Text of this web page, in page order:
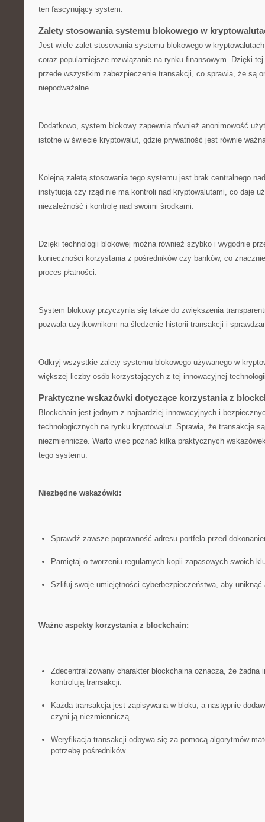
ten fascynujący system.
Zalety stosowania ​systemu blokowego w
Jest wiele zalet stosowania ‌systemu blokowego w
coraz ⁢popularniejsze rozwiązanie na rynku finansowym. Dzięki
przede wszystkim zabezpieczenie transakcji, co sprawia, że są
niepodważalne.
Dodatkowo, system blokowy zapewnia również anonimowość
istotne w świecie kryptowalut,‌ gdzie​ prywatność jest równie‍
Kolejną zaletą stosowania tego systemu jest brak centralnego
instytucja czy rząd nie ma kontroli nad kryptowalutami, co daje
niezależność i kontrolę ⁤nad swoimi środkami.
Dzięki technologii blokowej można również szybko i wygodnie
konieczności korzystania z pośredników czy banków, co
proces ⁣płatności.
System blokowy przyczynia się także do zwiększenia
pozwala użytkownikom na śledzenie historii transakcji i
Odkryj wszystkie zalety systemu blokowego używanego w
większej liczby osób korzystających z tej innowacyjnej
Praktyczne wskazówki dotyczące korzystania ⁣z
Blockchain jest jednym z najbardziej innowacyjnych i
⁣technologicznych na rynku kryptowalut. Sprawia, że ‌transakcje
niezmiennicze. Warto więc poznać kilka praktycznych
tego systemu.
Niezbędne wskazówki:
Sprawdź zawsze poprawność adresu portfela przed⁣
Pamiętaj‍ o tworzeniu regularnych kopii zapasowych swoich
Szlifuj swoje umiejętności cyberbezpieczeństwa, aby uniknąć
Ważne‌ aspekty korzystania z blockchain:
Zdecentralizowany ⁢charakter blockchaina oznacza, że żadna
kontrolują transakcji.
Każda transakcja jest zapisywana w bloku, a następnie
czyni ją niezmienniczą.
Weryfikacja transakcji odbywa się za pomocą algorytmów
potrzebę pośredników.